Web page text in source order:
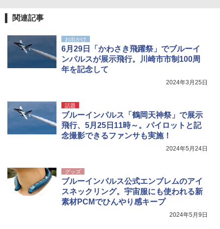
関連記事
お出かけ
6月29日「かわさき飛躍祭」でブルーイ
ンパルスが展示飛行。川崎市市制100周
年を記念して
2024年3月25日
話題
ブルーインパルス「鶴岡天神祭」で展示
飛行、5月25日11時～。パイロットと記
念撮影できるファンサも実施！
2024年5月24日
グッズ
ブルーインパルス公式エンブレムのアイ
スネックリング。宇宙服にも使われる新
素材PCMでひんやり感キープ
2024年5月9日